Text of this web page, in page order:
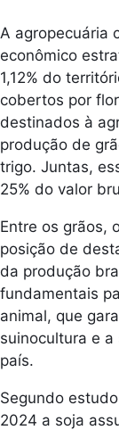
A agropecuária
econômico
1,12% do
cobertos por
destinados à
produção de
trigo. Juntas,
25% do valor
Entre os grãos,
posição de
da produção
fundamentais
animal, que
suinocultura e
país.
Segundo
2024 a soja